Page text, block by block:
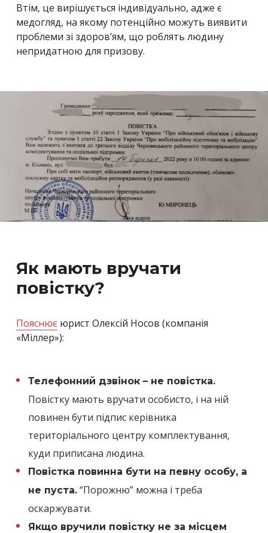
Втім, це вирішується індивідуально, адже є
медогляд, на якому потенційно можуть виявити
проблеми зі здоров’ям, що роблять людину
непридатною для призову.
Як мають вручати
повістку?
Пояснює юрист Олексій Носов (компанія
«Міллер»):
Телефонний дзвінок – не повістка.
Повістку мають вручати особисто, і на ній
повинен бути підпис керівника
територіального центру комплектування,
куди приписана людина.
Повістка повинна бути на певну особу, а
не пуста. “Порожню” можна і треба
оскаржувати.
Якщо вручили повістку не за місцем